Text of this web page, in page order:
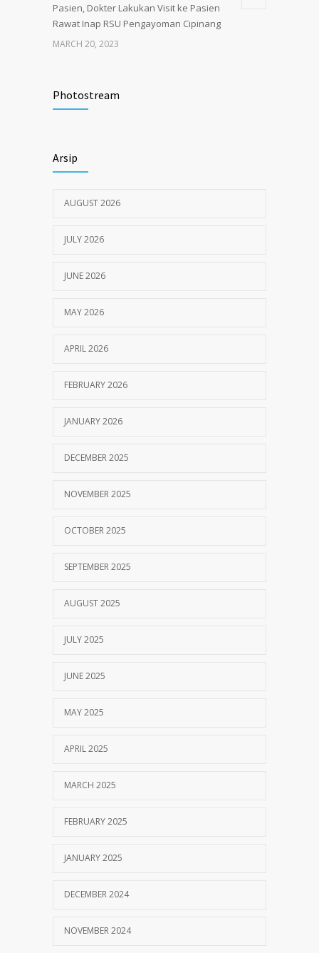
Pasien, Dokter Lakukan Visit ke Pasien
Rawat Inap RSU Pengayoman Cipinang
MARCH 20, 2023
RSU Pengayoman
Photostream
Arsip
AUGUST 2026
JULY 2026
JUNE 2026
MAY 2026
APRIL 2026
FEBRUARY 2026
JANUARY 2026
DECEMBER 2025
NOVEMBER 2025
OCTOBER 2025
SEPTEMBER 2025
AUGUST 2025
JULY 2025
JUNE 2025
MAY 2025
APRIL 2025
MARCH 2025
FEBRUARY 2025
JANUARY 2025
DECEMBER 2024
NOVEMBER 2024